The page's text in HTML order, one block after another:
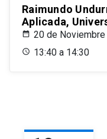
Raimundo
Aplicada,
20 de
13:40 a 14:30